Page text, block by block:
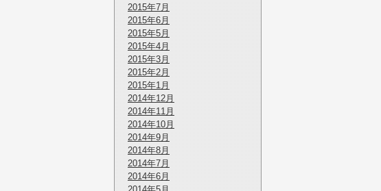
2015年7月
2015年6月
2015年5月
2015年4月
2015年3月
2015年2月
2015年1月
2014年12月
2014年11月
2014年10月
2014年9月
2014年8月
2014年7月
2014年6月